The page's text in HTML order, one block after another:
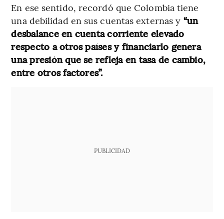
En ese sentido, recordó que Colombia tiene
una debilidad en sus cuentas externas y “un
desbalance en cuenta corriente elevado
respecto a otros países y financiarlo genera
una presión que se refleja en tasa de cambio,
entre otros factores”.
PUBLICIDAD